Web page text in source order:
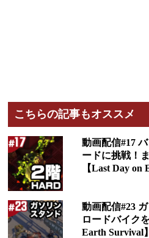
こちらの記事もオススメ
動画配信#17
ードに挑戦！
【Last Day on
動画配信#23
ロードバイク
Earth Survival